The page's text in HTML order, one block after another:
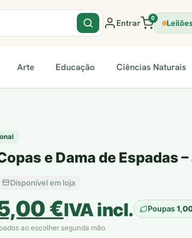
Entrar 0 Leilões
Arte Educação Ciências Naturais
e Dama de Espadas
Disponível em loja
€IVA incl. Poupas
ao escolher segunda mão